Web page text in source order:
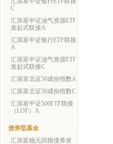
C
汇添富中证油气资源ETF
发起式联接A
汇添富中证银行ETF联接
A
汇添富中证油气资源ETF
发起式联接C
汇添富北证50成份指数A
汇添富北证50成份指数C
汇添富中证500ETF联接
（LOF）A
债券型基金
汇添富稳元回报债券发